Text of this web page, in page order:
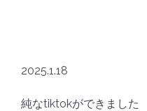
2025.1.18
純なtiktokができました